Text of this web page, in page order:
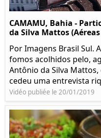
CAMAMU, Bahia -
da Silva Mattos
Por Imagens Brasil Sul.
fomos acolhidos pelo,
Antônio da Silva
cedeu uma entrevista
Vidéo publiée le 20/01/2019